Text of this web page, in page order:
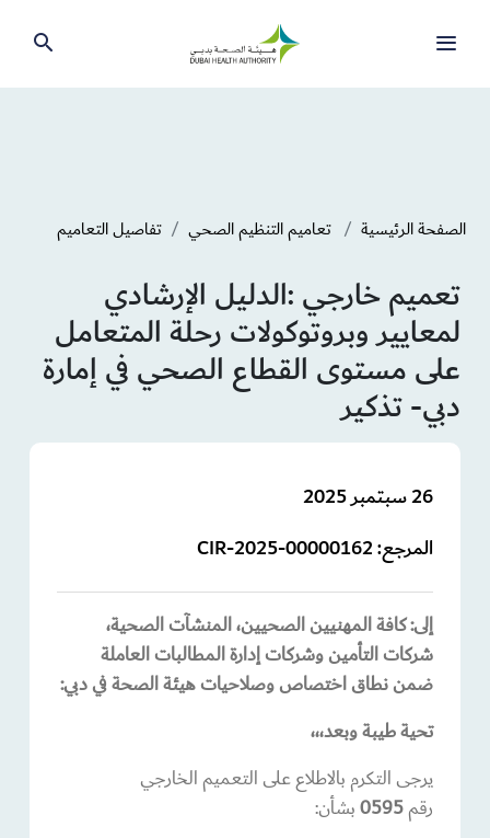
الصفحة الرئيسية تعاميم التنظيم الصحي تفاصيل التعاميم
تعميم خارجي :الدليل الإرشادي
لمعايير وبروتوكولات رحلة المتعامل
على مستوى القطاع الصحي في إمارة
دبي- تذكير
26 سبتمبر 2025
المرجع:CIR-2025-00000162
إلى:كافةالمهنيين الصحيين،المنشآت الصحية،
شركات التأمين وشركات إدارة المطالبات العاملة
ضمن نطاق اختصاص وصلاحيات هيئة الصحة في دبي:
تحية طيبة وبعد،،،
يرجى التكرم بالاطلاع على التعميم الخارجي
رقم0595بشأن: